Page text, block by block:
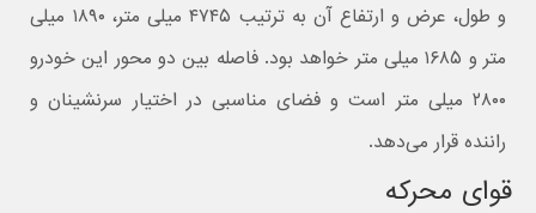
و طول، عرض و ارتفاع آن به ترتیب ۴۷۴۵ میلی متر، ۱۸۹۰ میلی
متر و ۱۶۸۵ میلی متر خواهد بود. فاصله بین دو محور این خودرو
۲۸۰۰ میلی متر است و فضای مناسبی در اختیار سرنشینان و
راننده قرار می‌دهد.
قوای محرکه